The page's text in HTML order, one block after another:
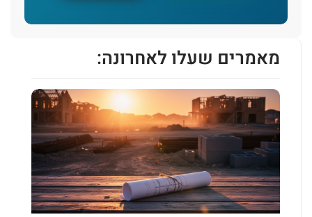
מאמרים שעלו לאחרונה: